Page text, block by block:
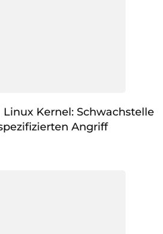
Kernel: Schwachstelle
Angriff